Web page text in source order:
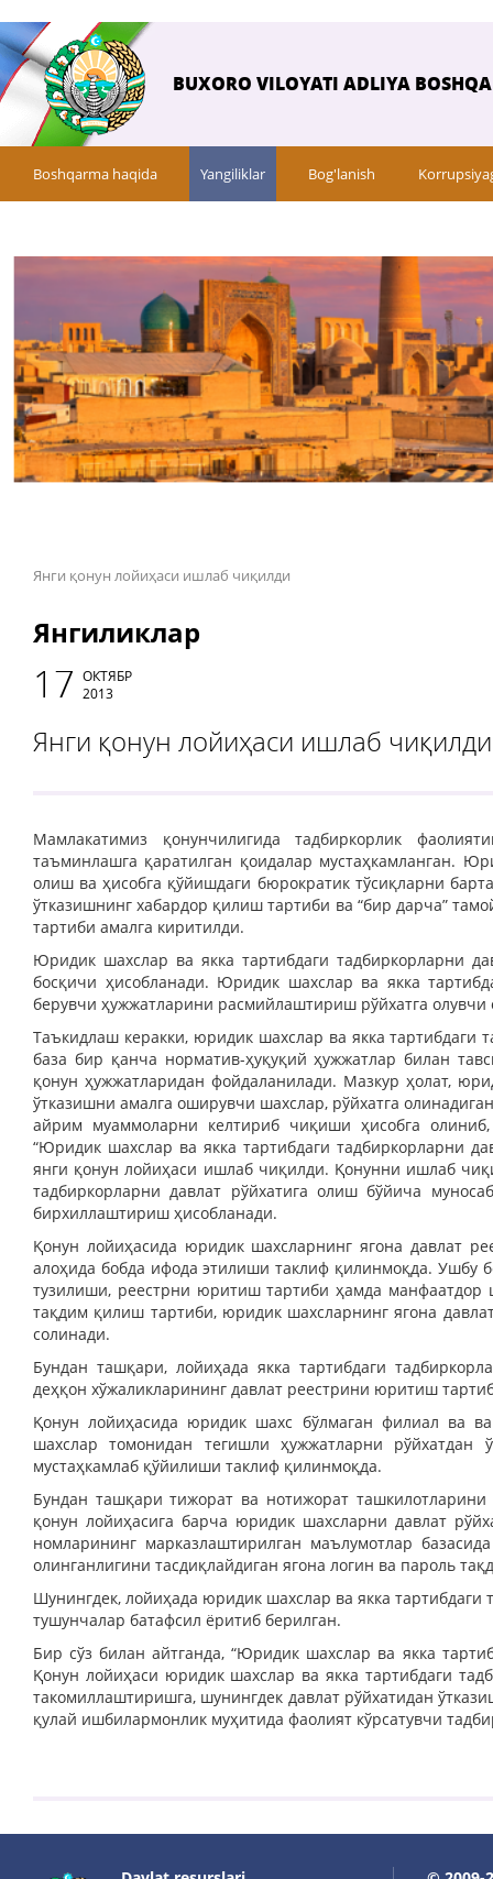
BUXORO VILOYATI ADLIYA
Boshqarma haqida Yangiliklar Bog'lanish
Янги қонун лойиҳаси ишлаб чиқилди
Янгиликлар
17 ОКТЯБР
2013
Янги қонун лойиҳаси ишлаб чиқилди
Мамлакатимиз қонунчилигида тадбиркорлик
таъминлашга қаратилган қоидалар мустаҳкамланган.
олиш ва ҳисобга қўйишдаги бюрократик тўсиқларни
ўтказишнинг хабардор қилиш тартиби ва “бир дарча”
тартиби амалга киритилди.
Юридик шахслар ва якка тартибдаги тадбиркорларни
босқичи ҳисобланади. Юридик шахслар ва якка
берувчи ҳужжатларини расмийлаштириш рўйхатга
Таъкидлаш керакки, юридик шахслар ва якка тартибдаги
база бир қанча норматив-ҳуқуқий ҳужжатлар билан
қонун ҳужжатларидан фойдаланилади. Мазкур ҳолат,
ўтказишни амалга оширувчи шахслар, рўйхатга
айрим муаммоларни келтириб чиқиши ҳисобга
“Юридик шахслар ва якка тартибдаги тадбиркорларни
янги қонун лойиҳаси ишлаб чиқилди. Қонунни ишлаб
тадбиркорларни давлат рўйхатига олиш бўйича
бирхиллаштириш ҳисобланади.
Қонун лойиҳасида юридик шахсларнинг ягона давлат
алоҳида бобда ифода этилиши таклиф қилинмоқда. Ушбу
тузилиши, реестрни юритиш тартиби ҳамда манфаатдор
тақдим қилиш тартиби, юридик шахсларнинг ягона
солинади.
Бундан ташқари, лойиҳада якка тартибдаги
деҳқон хўжаликларининг давлат реестрини юритиш
Қонун лойиҳасида юридик шахс бўлмаган филиал ва
шахслар томонидан тегишли ҳужжатларни рўйхатдан
мустаҳкамлаб қўйилиши таклиф қилинмоқда.
Бундан ташқари тижорат ва нотижорат
қонун лойиҳасига барча юридик шахсларни давлат
номларининг марказлаштирилган маълумотлар
олинганлигини тасдиқлайдиган ягона логин ва пароль
Шунингдек, лойиҳада юридик шахслар ва якка тартибдаги
тушунчалар батафсил ёритиб берилган.
Бир сўз билан айтганда, “Юридик шахслар ва якка
Қонун лойиҳаси юридик шахслар ва якка тартибдаги
такомиллаштиришга, шунингдек давлат рўйхатидан
қулай ишбилармонлик муҳитида фаолият кўрсатувчи